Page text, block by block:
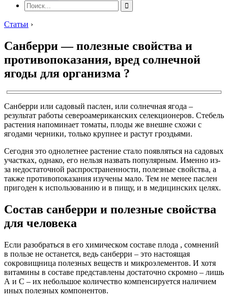
Статьи ›
Санберри — полезные свойства и
противопоказания, вред солнечной
ягоды для организма ?
Санберри или садовый паслен, или солнечная ягода –
результат работы североамериканских селекционеров. Стебель
растения напоминает томаты, плоды же внешне схожи с
ягодами черники, только крупнее и растут гроздьями.
Сегодня это однолетнее растение стало появляться на садовых
участках, однако, его нельзя назвать популярным. Именно из-
за недостаточной распространенности, полезные свойства, а
также противопоказания изучены мало. Тем не менее паслен
пригоден к использованию и в пищу, и в медицинских целях.
Состав санберри и полезные свойства
для человека
Если разобраться в его химическом составе плода , сомнений
в пользе не останется, ведь санберри – это настоящая
сокровищница полезных веществ и микроэлементов. И хотя
витамины в составе представлены достаточно скромно – лишь
А и С – их небольшое количество компенсируется наличием
иных полезных компонентов.